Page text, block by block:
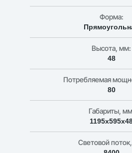
Форма:
Высота, мм:
48
Потребляемая
80
Габариты,
Световой